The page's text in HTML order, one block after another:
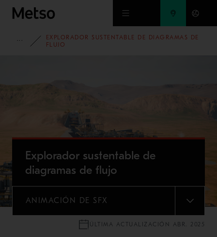
Ir al contenido principal
PORTAFOLIO
EXPLORADOR SUSTENTABLE DE DIAGRAMAS DE
FLUJO
Explorador sustentable de
diagramas de flujo
ANIMACIÓN DE SFX
MENU
ÚLTIMA ACTUALIZACIÓN ABR. 2025